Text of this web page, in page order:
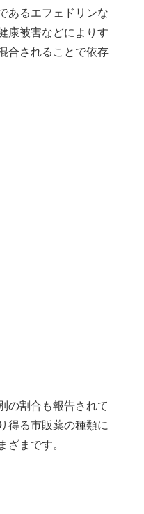
あるエフェドリンな
康被害などによりす
合されることで依存
の割合も報告されて
得る市販薬の種類に
ざまです。